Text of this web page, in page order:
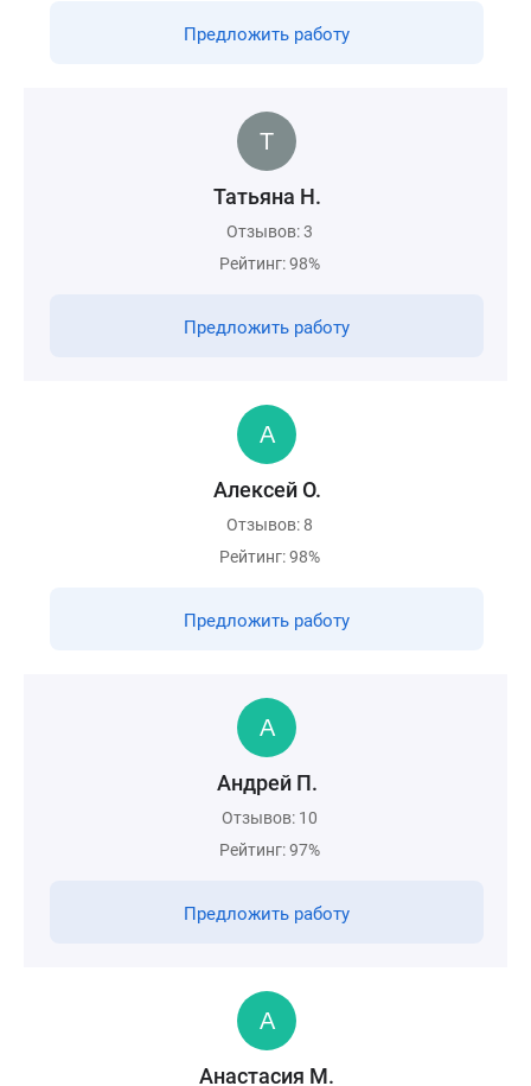
Предложить работу
Татьяна Н.
Отзывов: 3
Рейтинг: 98%
Предложить работу
Алексей О.
Отзывов: 8
Рейтинг: 98%
Предложить работу
Андрей П.
Отзывов: 10
Рейтинг: 97%
Предложить работу
Анастасия М.